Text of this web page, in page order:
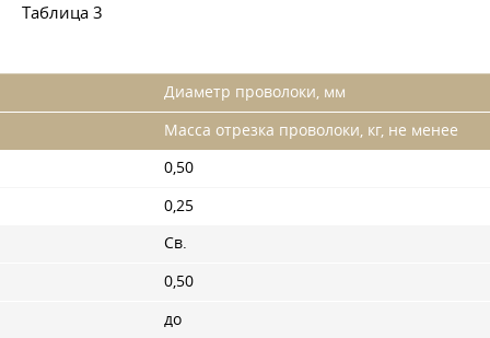
Таблица 3
Диаметр проволоки, мм
Масса отрезка проволоки, кг, не менее
0,50
0,25
Св.
0,50
до